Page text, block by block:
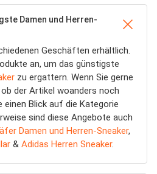
Damen und Herren-
Geschäften erhältlich.
an, um das günstigste
zu ergattern. Wenn Sie gerne
der Artikel woanders noch
Blick auf die Kategorie
sind diese Angebote auch
Damen und Herren-Sneaker,
& Adidas Herren Sneaker.